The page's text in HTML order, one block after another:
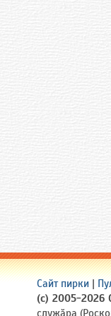
Сайт пирки |
(c) 2005-2026
служӑра